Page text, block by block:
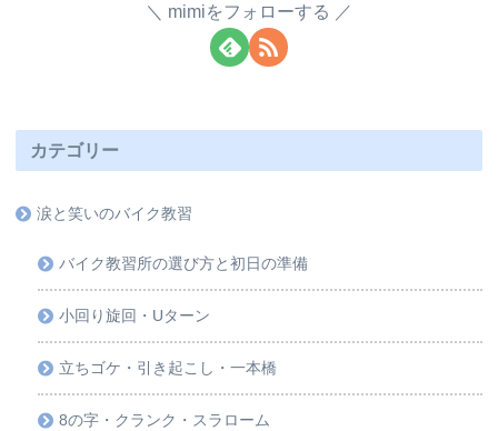
mimiをフォローする
カテゴリー
涙と笑いのバイク教習
バイク教習所の選び方と初日の準備
小回り旋回・Uターン
立ちゴケ・引き起こし・一本橋
8の字・クランク・スラローム